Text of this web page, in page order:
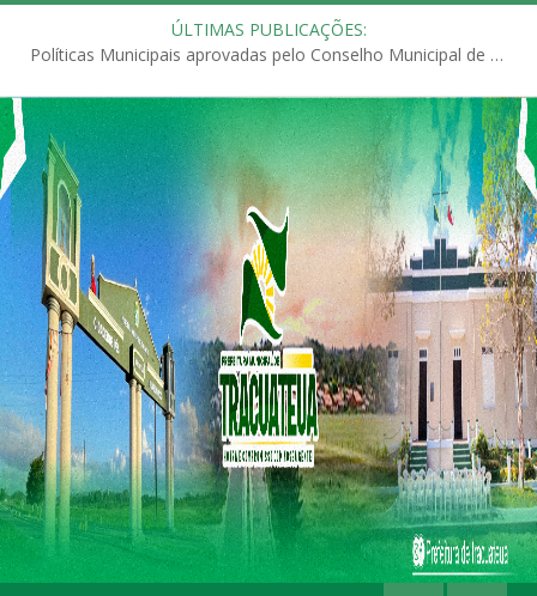
ÚLTIMAS PUBLICAÇÕES:
Políticas Municipais aprovadas pelo Conselho Municipal de Educação (CME)